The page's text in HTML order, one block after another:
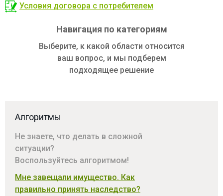
Условия договора с потребителем
Навигация по категориям
Выберите, к какой области относится
ваш вопрос, и мы подберем
подходящее решение
Алгоритмы
Не знаете, что делать в сложной
ситуации?
Воспользуйтесь алгоритмом!
Мне завещали имущество. Как
правильно принять наследство?